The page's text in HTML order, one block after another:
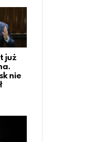
już
nie